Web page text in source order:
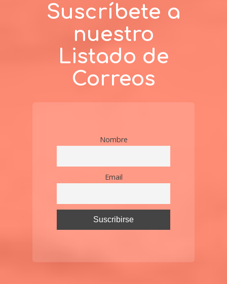
Suscríbete a
nuestro
Listado de
Correos
Nombre
Email